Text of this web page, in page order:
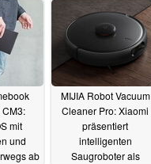
CM3:
mit
und
ab
MIJIA Robot Vacuum
Cleaner Pro: Xiaomi
präsentiert
intelligenten
Saugroboter als